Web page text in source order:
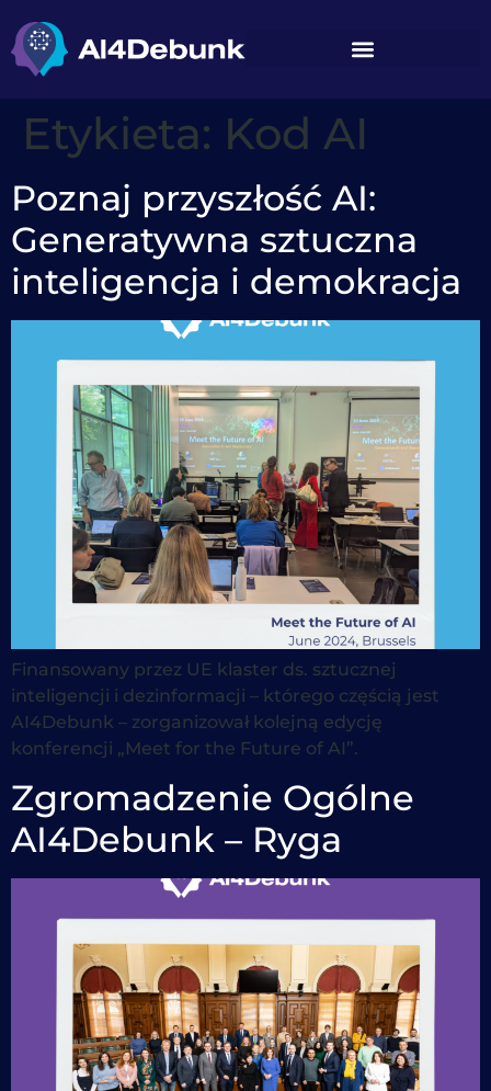
treści
Etykieta: Kod AI
Poznaj przyszłość AI:
Generatywna sztuczna
inteligencja i demokracja
Finansowany przez UE klaster ds. sztucznej
inteligencji i dezinformacji – którego częścią jest
AI4Debunk – zorganizował kolejną edycję
konferencji „Meet for the Future of AI”.
Zgromadzenie Ogólne
AI4Debunk – Ryga